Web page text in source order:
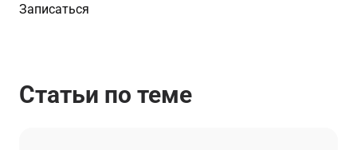
Записаться
Статьи по теме